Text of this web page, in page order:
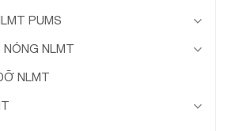
PUMS
NLMT
NLMT